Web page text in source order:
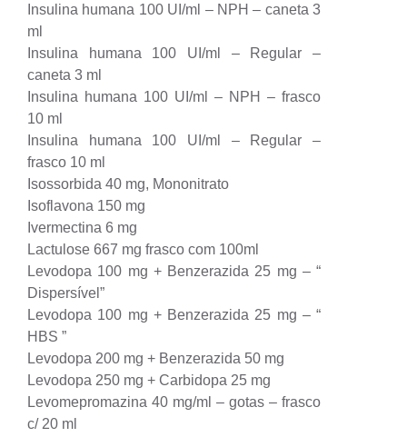
Insulina humana 100 UI/ml – NPH – caneta 3
ml
Insulina humana 100 UI/ml – Regular –
caneta 3 ml
Insulina humana 100 UI/ml – NPH – frasco
10 ml
Insulina humana 100 UI/ml – Regular –
frasco 10 ml
Isossorbida 40 mg, Mononitrato
Isoflavona 150 mg
Ivermectina 6 mg
Lactulose 667 mg frasco com 100ml
Levodopa 100 mg + Benzerazida 25 mg – “
Dispersível”
Levodopa 100 mg + Benzerazida 25 mg – “
HBS ”
Levodopa 200 mg + Benzerazida 50 mg
Levodopa 250 mg + Carbidopa 25 mg
Levomepromazina 40 mg/ml – gotas – frasco
c/ 20 ml